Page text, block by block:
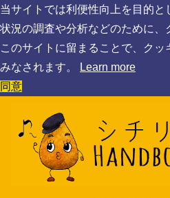
当サイトでは利便性向上を目的
状況の調査や分析などのために、
このサイトに留まることで、クッ
みなされます。
Learn more
同意